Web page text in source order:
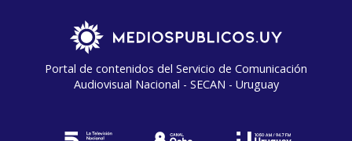
Portal de contenidos del Servicio de Comunicación
Audiovisual Nacional - SECAN - Uruguay